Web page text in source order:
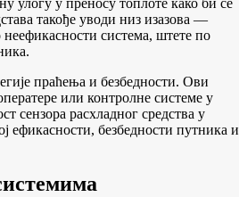
такође уводи низ изазова —
система, штете по
праћења и безбедности. Ови
или контролне системе у
сензора расхладног средства у
ефикасности, безбедности путника и